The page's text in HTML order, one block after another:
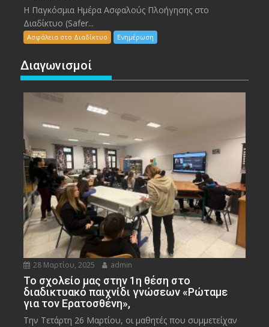
Η Παγκόσμια Ημέρα Ασφαλούς Πλοήγησης στο
Διαδίκτυο (Safer...
Ασφάλεια στο Διαδίκτυο Ενημέρωση
Διαγωνισμοί
28 Μαρτίου, 2025 admin
To σχολείο μας στην 1η θέση στο
διαδικτυακό παιχνίδι γνώσεων «Ρώταμε
για τον Ερατοσθένη»,
Την Τετάρτη 26 Μαρτίου, οι μαθητές που συμμετείχαν